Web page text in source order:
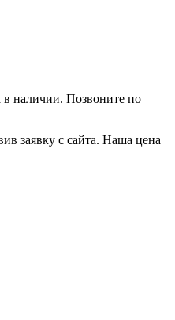
в наличии. Позвоните по
заявку с сайта. Наша цена